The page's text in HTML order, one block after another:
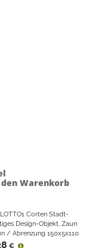
Warenkorb
Corten Stadt-
Design-Objekt, Zaun
/ Abrenzung 150x5x110
€